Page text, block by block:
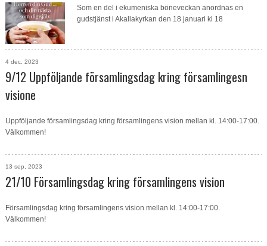
Som en del i ekumeniska böneveckan anordnas en
gudstjänst i Akallakyrkan den 18 januari kl 18
4 dec, 2023
9/12 Uppföljande församlingsdag kring församlingesn
visione
Uppföljande församlingsdag kring församlingens vision mellan kl. 14:00-17:00.
Välkommen!
13 sep, 2023
21/10 Församlingsdag kring församlingens vision
Församlingsdag kring församlingens vision mellan kl. 14:00-17:00.
Välkommen!